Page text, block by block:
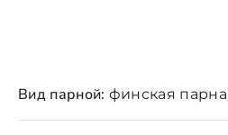
Вид парной: финская